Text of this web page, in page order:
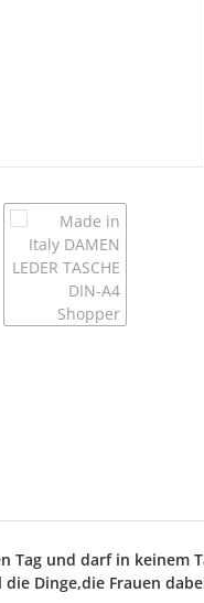
Tag und darf in keinem
Dinge,die Frauen